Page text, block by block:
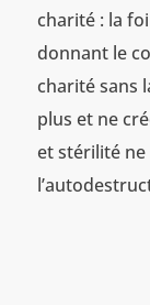
charité : la
donnant le
charité sans
plus et ne
et stérilité ne